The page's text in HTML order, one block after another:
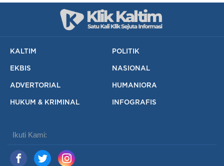
KALTIM POLITIK
EKBIS NASIONAL
ADVERTORIAL HUMANIORA
HUKUM & KRIMINAL INFOGRAFIS
Ikuti Kami: